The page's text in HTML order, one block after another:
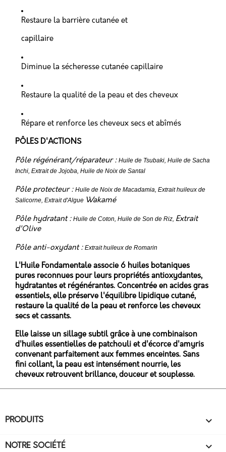
Restaure la barrière cutanée et
capillaire
Diminue la sécheresse cutanée capillaire
Restaure la qualité de la peau et des cheveux
Répare et renforce les cheveux secs et abîmés
PÔLES D'ACTIONS
Pôle régénérant/réparateur : Huile de Tsubaki, Huile de Sacha
Inchi, Extrait de Jojoba, Huile de Noix de Santal
Pôle protecteur : Huile de Noix de Macadamia, Extrait huileux de
Salicorne, Extrait d'Algue Wakamé
Pôle hydratant : Huile de Coton, Huile de Son de Riz, Extrait
d'Olive
Pôle anti-oxydant : Extrait huileux de Romarin
L'Huile Fondamentale associe 6 huiles botaniques
pures reconnues pour leurs propriétés antioxydantes,
hydratantes et régénérantes. Concentrée en acides gras
essentiels, elle préserve l'équilibre lipidique cutané,
restaure la qualité de la peau et renforce les cheveux
secs et cassants.
Elle laisse un sillage subtil grâce à une combinaison
d'huiles essentielles de patchouli et d'écorce d'amyris
convenant parfaitement aux femmes enceintes. Sans
fini collant, la peau est intensément nourrie, les
cheveux retrouvent brillance, douceur et souplesse.
PRODUITS 
NOTRE SOCIÉTÉ 